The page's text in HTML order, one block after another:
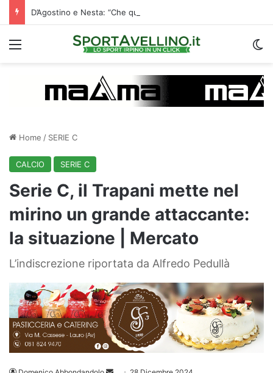
Menu
Home / SERIE C
CALCIO SERIE C
Serie C, il Trapani mette nel
mirino un grande attaccante:
la situazione | Mercato
L’indiscrezione riportata da Alfredo Pedullà